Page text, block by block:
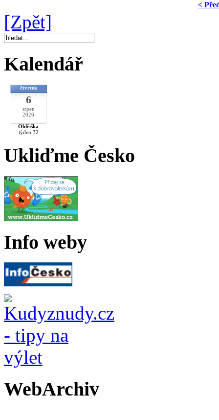
<
[Zpět]
Kalendář
čtvrtek
6
srpen
2026
Oldřiška
týden 32
Ukliďme Česko
Info weby
WebArchiv